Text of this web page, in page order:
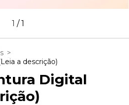
1 /1
>
a descrição)
Digital